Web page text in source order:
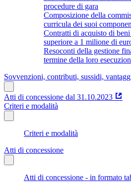
procedure di gara
Composizione della
curricula dei suoi
Contratti di acquisto di
superiore a 1 milione di
Resoconti della gestione
termine della loro
Sovvenzioni, contributi, sussidi,
Atti di concessione dal 31.10.2023
Criteri e modalità
Criteri e modalità
Atti di concessione
Atti di concessione - in formato